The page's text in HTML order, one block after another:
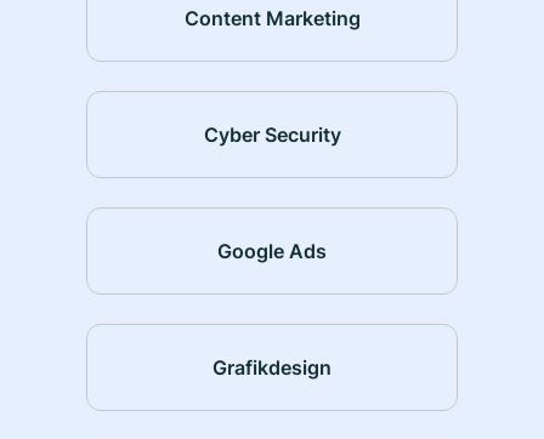
Content Marketing
Cyber Security
Google Ads
Grafikdesign